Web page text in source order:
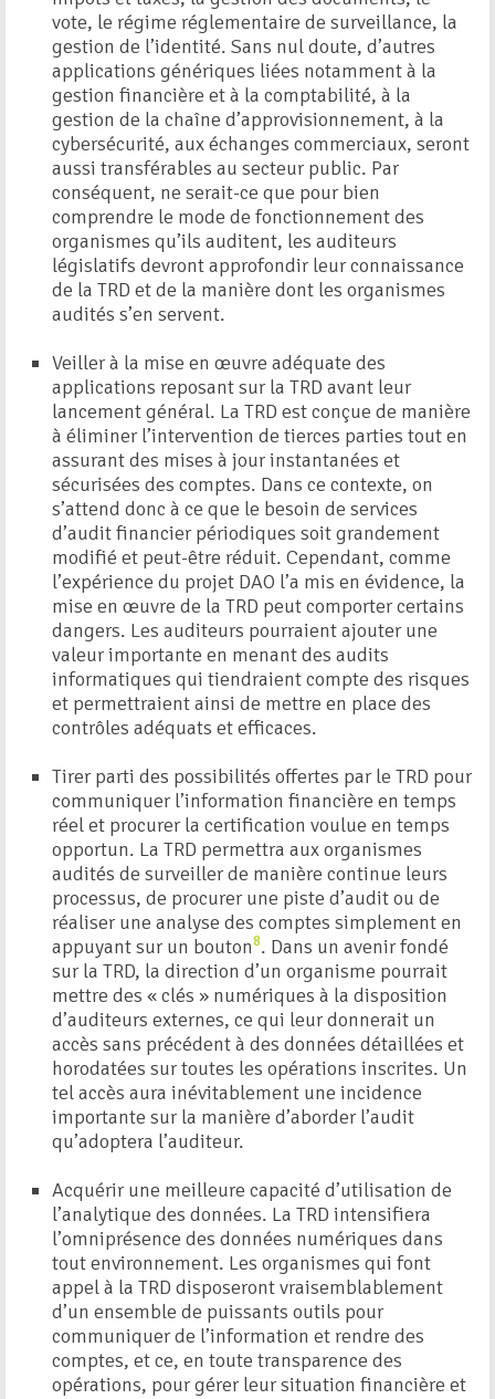
vote, le régime réglementaire de surveillance, la
gestion de l’identité. Sans nul doute, d’autres
applications génériques liées notamment à la
gestion financière et à la comptabilité, à la
gestion de la chaîne d’approvisionnement, à la
cybersécurité, aux échanges commerciaux, seront
aussi transférables au secteur public. Par
conséquent, ne serait-ce que pour bien
comprendre le mode de fonctionnement des
organismes qu’ils auditent, les auditeurs
législatifs devront approfondir leur connaissance
de la TRD et de la manière dont les organismes
audités s’en servent.
Veiller à la mise en œuvre adéquate des
applications reposant sur la TRD avant leur
lancement général. La TRD est conçue de manière
à éliminer l’intervention de tierces parties tout en
assurant des mises à jour instantanées et
sécurisées des comptes. Dans ce contexte, on
s’attend donc à ce que le besoin de services
d’audit financier périodiques soit grandement
modifié et peut-être réduit. Cependant, comme
l’expérience du projet DAO l’a mis en évidence, la
mise en œuvre de la TRD peut comporter certains
dangers. Les auditeurs pourraient ajouter une
valeur importante en menant des audits
informatiques qui tiendraient compte des risques
et permettraient ainsi de mettre en place des
contrôles adéquats et efficaces.
Tirer parti des possibilités offertes par le TRD pour
communiquer l’information financière en temps
réel et procurer la certification voulue en temps
opportun. La TRD permettra aux organismes
audités de surveiller de manière continue leurs
processus, de procurer une piste d’audit ou de
réaliser une analyse des comptes simplement en
appuyant sur un bouton8. Dans un avenir fondé
sur la TRD, la direction d’un organisme pourrait
mettre des « clés » numériques à la disposition
d’auditeurs externes, ce qui leur donnerait un
accès sans précédent à des données détaillées et
horodatées sur toutes les opérations inscrites. Un
tel accès aura inévitablement une incidence
importante sur la manière d’aborder l’audit
qu’adoptera l’auditeur.
Acquérir une meilleure capacité d’utilisation de
l’analytique des données. La TRD intensifiera
l’omniprésence des données numériques dans
tout environnement. Les organismes qui font
appel à la TRD disposeront vraisemblablement
d’un ensemble de puissants outils pour
communiquer de l’information et rendre des
comptes, et ce, en toute transparence des
opérations, pour gérer leur situation financière et